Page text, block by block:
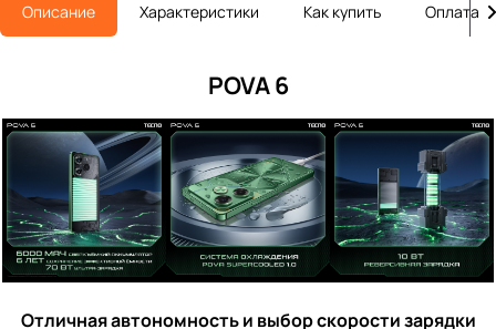
Описание Характеристики Как купить Оплата
POVA 6
Отличная автономность и выбор скорости зарядки